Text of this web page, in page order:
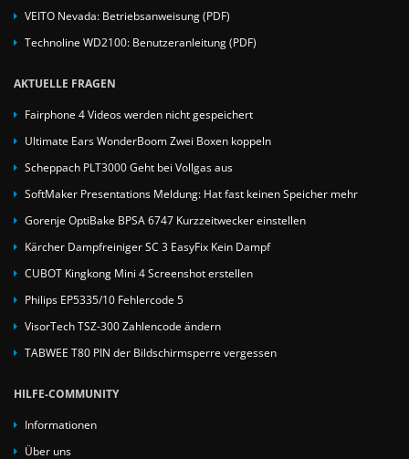
VEITO Nevada: Betriebsanweisung (PDF)
Technoline WD2100: Benutzeranleitung (PDF)
AKTUELLE FRAGEN
Fairphone 4 Videos werden nicht gespeichert
Ultimate Ears WonderBoom Zwei Boxen koppeln
Scheppach PLT3000 Geht bei Vollgas aus
SoftMaker Presentations Meldung: Hat fast keinen Speicher mehr
Gorenje OptiBake BPSA 6747 Kurzzeitwecker einstellen
Kärcher Dampfreiniger SC 3 EasyFix Kein Dampf
CUBOT Kingkong Mini 4 Screenshot erstellen
Philips EP5335/10 Fehlercode 5
VisorTech TSZ-300 Zahlencode ändern
TABWEE T80 PIN der Bildschirmsperre vergessen
HILFE-COMMUNITY
Informationen
Über uns